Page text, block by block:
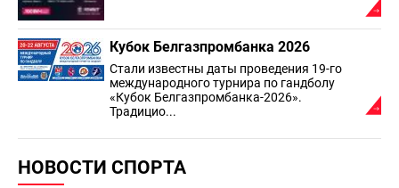
Кубок Белгазпромбанка 2026
Стали известны даты проведения 19-го
международного турнира по гандболу
«Кубок Белгазпромбанка-2026».
Традицио...
НОВОСТИ СПОРТА